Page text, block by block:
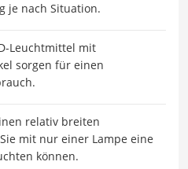
je nach Situation.
Leuchtmittel mit
sorgen für einen
relativ breiten
mit nur einer Lampe eine
können.